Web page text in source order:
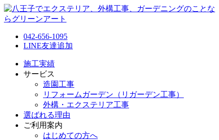
042-656-1095
LINE友達追加
施工実績
サービス
造園工事
リフォームガーデン（リガーデン工事）
外構・エクステリア工事
選ばれる理由
ご利用案内
はじめての方へ